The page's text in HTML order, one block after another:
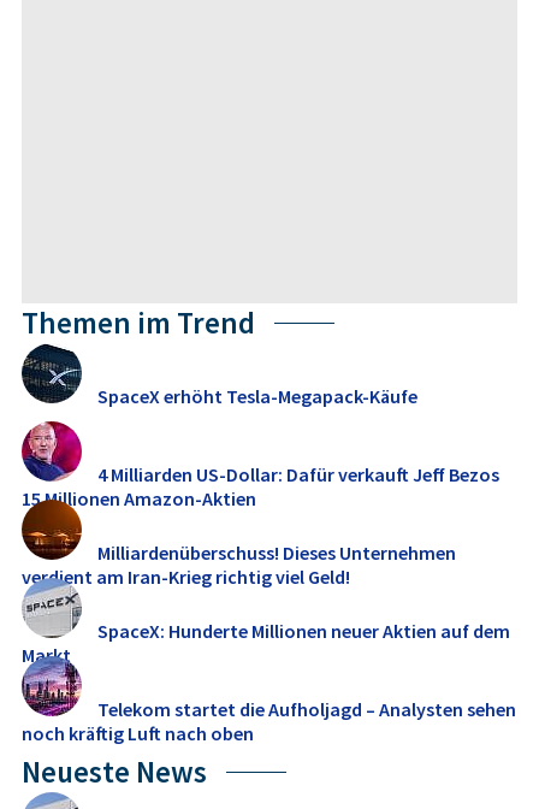
Themen im Trend
SpaceX erhöht Tesla-Megapack-Käufe
4 Milliarden US-Dollar: Dafür verkauft Jeff Bezos
15 Millionen Amazon-Aktien
Milliardenüberschuss! Dieses Unternehmen
verdient am Iran-Krieg richtig viel Geld!
SpaceX: Hunderte Millionen neuer Aktien auf dem
Markt
Telekom startet die Aufholjagd – Analysten sehen
noch kräftig Luft nach oben
Neueste News